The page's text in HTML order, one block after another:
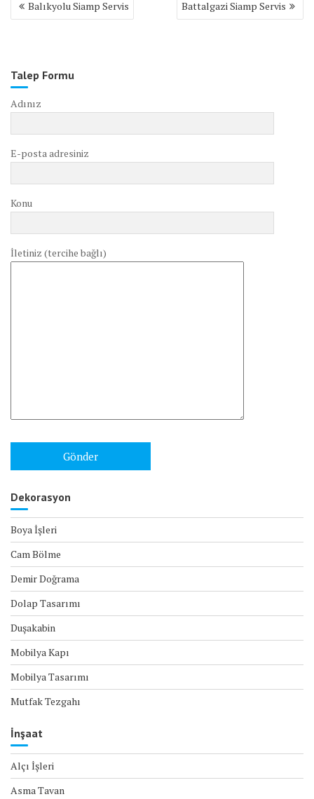
gezinmesi
Balıkyolu Siamp Servis Battalgazi Siamp Servis
Talep Formu
Adınız
E-posta adresiniz
Konu
İletiniz (tercihe bağlı)
Dekorasyon
Boya İşleri
Cam Bölme
Demir Doğrama
Dolap Tasarımı
Duşakabin
Mobilya Kapı
Mobilya Tasarımı
Mutfak Tezgahı
İnşaat
Alçı İşleri
Asma Tavan